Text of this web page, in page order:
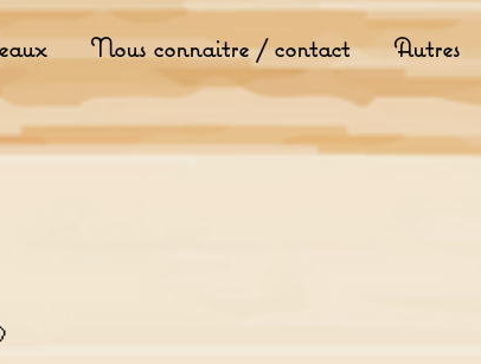
Nous connaitre / contact Autres